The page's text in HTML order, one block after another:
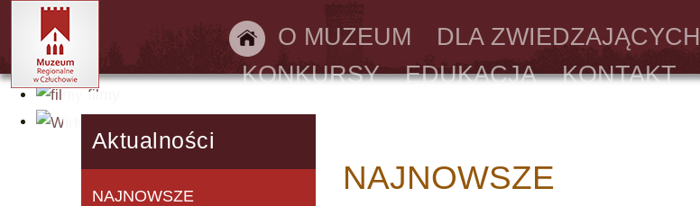
O MUZEUM DLA ZWIEDZAJĄCYCH
KONKURSY
EDUKACJA KONTAKT
Aktualności
NAJNOWSZE
NAJNOWSZE
filmy